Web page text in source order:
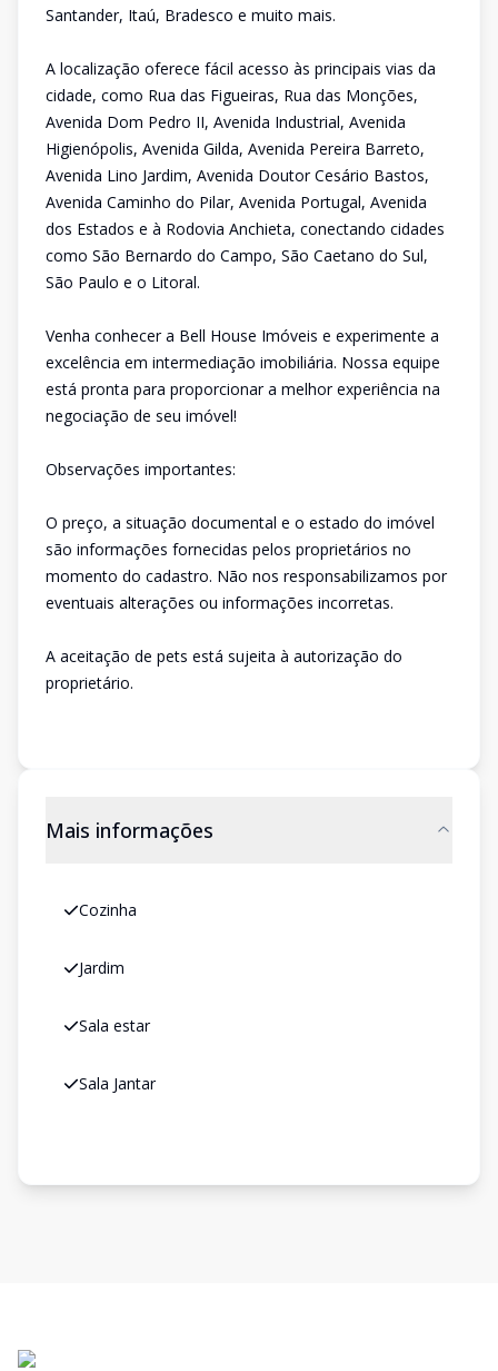
Santander, Itaú, Bradesco e muito mais.
A localização oferece fácil acesso às principais vias da
cidade, como Rua das Figueiras, Rua das Monções,
Avenida Dom Pedro II, Avenida Industrial, Avenida
Higienópolis, Avenida Gilda, Avenida Pereira Barreto,
Avenida Lino Jardim, Avenida Doutor Cesário Bastos,
Avenida Caminho do Pilar, Avenida Portugal, Avenida
dos Estados e à Rodovia Anchieta, conectando cidades
como São Bernardo do Campo, São Caetano do Sul,
São Paulo e o Litoral.
Venha conhecer a Bell House Imóveis e experimente a
excelência em intermediação imobiliária. Nossa equipe
está pronta para proporcionar a melhor experiência na
negociação de seu imóvel!
Observações importantes:
O preço, a situação documental e o estado do imóvel
são informações fornecidas pelos proprietários no
momento do cadastro. Não nos responsabilizamos por
eventuais alterações ou informações incorretas.
A aceitação de pets está sujeita à autorização do
proprietário.
Mais informações
Cozinha
Jardim
Sala estar
Sala Jantar